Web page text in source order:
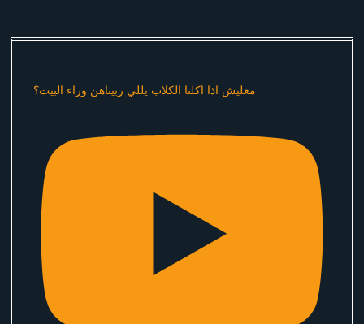
معليش اذا اكلنا الكلاب يللي ربيناهن وراء البيت؟